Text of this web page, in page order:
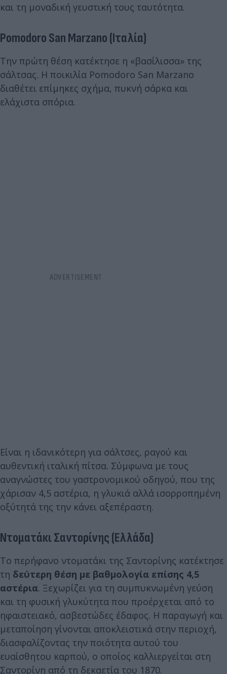
και τη μοναδική γευστική τους ταυτότητα.
Pomodoro San Marzano (Ιταλία)
Την πρώτη θέση κατέκτησε η «βασίλισσα» της
σάλτσας. Η ποικιλία Pomodoro San Marzano
διαθέτει επίμηκες σχήμα, πυκνή σάρκα και
ελάχιστα σπόρια.
Είναι η ιδανικότερη για σάλτσες, ραγού και
αυθεντική ιταλική πίτσα. Σύμφωνα με τους
αναγνώστες του γαστρονομικού οδηγού, που της
χάρισαν 4,5 αστέρια, η γλυκιά αλλά ισορροπημένη
οξύτητά της την κάνει αξεπέραστη.
Ντοματάκι Σαντορίνης (Ελλάδα)
Το περήφανο ντοματάκι της Σαντορίνης κατέκτησε
τη δεύτερη θέση με βαθμολογία επίσης 4,5
αστέρια. Ξεχωρίζει για τη συμπυκνωμένη γεύση
και τη φυσική γλυκύτητα που προέρχεται από το
ηφαιστειακό, ασβεστώδες έδαφος. Η παραγωγή και
μεταποίηση γίνονται αποκλειστικά στην περιοχή,
διασφαλίζοντας την ποιότητα αυτού του
ευαίσθητου καρπού, ο οποίος καλλιεργείται στη
Σαντορίνη από τη δεκαετία του 1870.